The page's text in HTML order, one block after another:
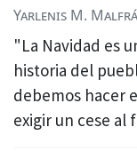
Yarlenis M.
"La Navidad es
historia del
debemos hacer
exigir un cese